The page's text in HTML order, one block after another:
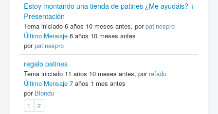
Estoy montando una tienda de patines ¿Me ayudáis? +
Presentación
Tema iniciado 6 años 10 meses antes, porpatinespro
Último Mensaje 6 años 10 meses antes
porpatinespro
regalo patines
Tema iniciado 11 años 10 meses antes, por rafadu
Último Mensaje 7 años 1 mes antes
por Blondu
1 2